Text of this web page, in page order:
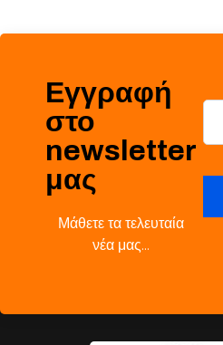
Εγγραφή
στο
newsletter
μας
Μάθετε τα τελευταία
νέα μας…